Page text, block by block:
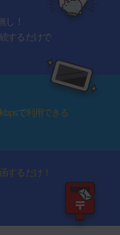
し！
するだけで
で利用できる
するだけ！